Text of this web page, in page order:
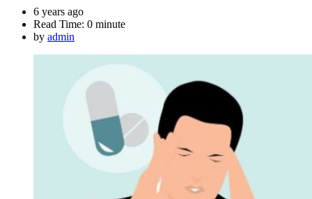
6 years ago
Read Time: 0 minute
by admin